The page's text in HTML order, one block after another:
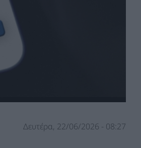
Δευτέρα, 22/06/2026 - 08:27